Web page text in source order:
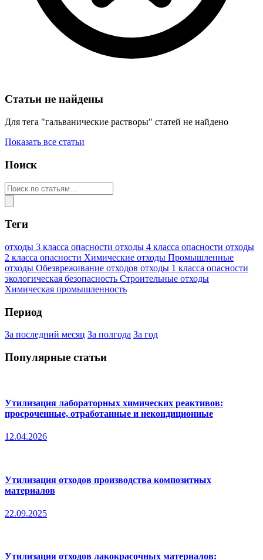
Статьи не найдены
Для тега "гальванические растворы" статей не найдено
Показать все статьи
Поиск
Теги
отходы 3 класса опасности отходы 4 класса опасности отходы
2 класса опасности Химические отходы Промышленные
отходы Обезвреживание отходов отходы 1 класса опасности
экологическая безопасность Строительные отходы
Химическая промышленность
Период
За последний месяц За полгода За год
Популярные статьи
Утилизация лабораторных химических реактивов:
просроченные, отработанные и некондиционные
12.04.2026
Утилизация отходов производства композитных
материалов
22.09.2025
Утилизация отходов лакокрасочных материалов: